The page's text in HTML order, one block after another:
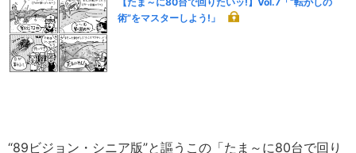
術”をマスターしよう!」
“89ビジョン・シニア版”と謳うこの「たま～に80台で回り